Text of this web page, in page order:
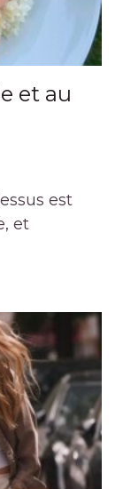
et au
est
et